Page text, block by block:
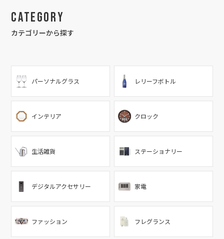
Category
カテゴリーから探す
パーソナルグラス レリーフボトル
インテリア クロック
生活雑貨 ステーショナリー
デジタルアクセサリー 家電
ファッション フレグランス